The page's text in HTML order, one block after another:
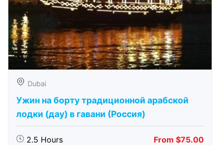
Dubai
Ужин на борту традиционной арабской
лодки (дау) в гавани (Россия)
2.5 Hours From $75.00